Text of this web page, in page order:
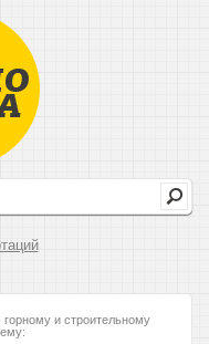
и строительному